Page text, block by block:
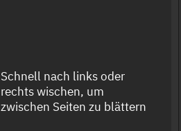
Schnell nach links oder
rechts wischen, um
zwischen Seiten zu blättern